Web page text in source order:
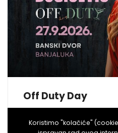
Off Duty Day
KONCERT 27.
Koristimo "kolačiće"